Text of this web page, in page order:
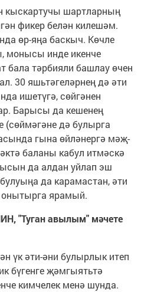
кыскартучы шарт­лар­ның
фикер белән киле­шәм.
өр-яңа баскыч. Көчле
монысы инде икенче
бала тәрбияли башлау өчен
30 яшьтә­ге­ләрнең дә әти
ишетүгә, сөйгәнен
Барысы да кешенең
(сөймәгәне дә булырга
гына өйләнергә мәҗ­
баланы кабул итмәскә
да алдан уйлап эш
да карамастан, әти
онытырга ярамый.
"Туган авылым" мәчете
үк әти-әни булырлык итеп
бүгенге җәмгыятьтә
кимчелек менә шунда.